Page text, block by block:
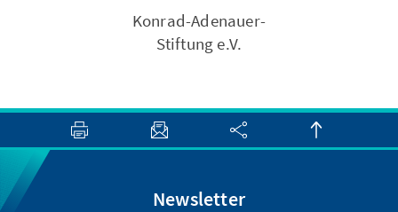
Konrad-Adenauer-
Stiftung e.V.
Newsletter